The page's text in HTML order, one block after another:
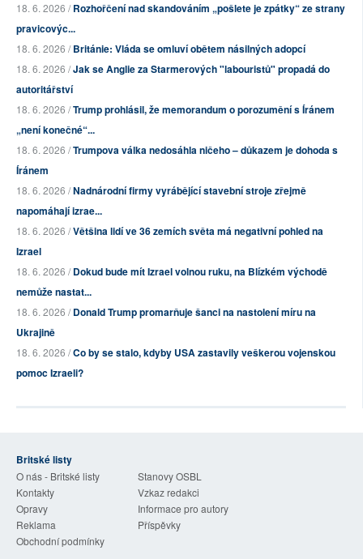
18. 6. 2026 /Rozhořčení nad skandováním „pošlete je zpátky“ ze strany
pravicovýc...
18. 6. 2026 /Británie: Vláda se omluví obětem násilných adopcí
18. 6. 2026 /Jak se Anglie za Starmerových "labouristů" propadá do
autoritářství
18. 6. 2026 /Trump prohlásil, že memorandum o porozumění s Íránem
„není konečné“...
18. 6. 2026 /Trumpova válka nedosáhla ničeho – důkazem je dohoda s
Íránem
18. 6. 2026 /Nadnárodní firmy vyrábějící stavební stroje zřejmě
napomáhají izrae...
18. 6. 2026 /Většina lidí ve 36 zemích světa má negativní pohled na
Izrael
18. 6. 2026 /Dokud bude mít Izrael volnou ruku, na Blízkém východě
nemůže nastat...
18. 6. 2026 /Donald Trump promarňuje šanci na nastolení míru na
Ukrajině
18. 6. 2026 /Co by se stalo, kdyby USA zastavily veškerou vojenskou
pomoc Izraeli?
Britské listy
O nás - Britské listy
Stanovy OSBL
Kontakty
Vzkaz redakci
Opravy
Informace pro autory
Reklama
Příspěvky
Obchodní podmínky